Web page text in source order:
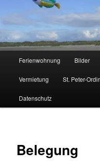
Ferienwohnung Bilder
Vermietung St. Peter-
Datenschutz
Belegung